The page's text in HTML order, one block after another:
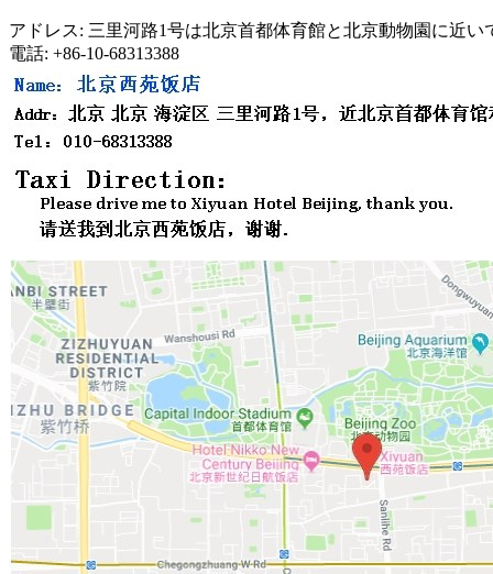
アドレス: 三里河路1号は北京首都体育館と北京動物園に近い
電話: +86-10-68313388